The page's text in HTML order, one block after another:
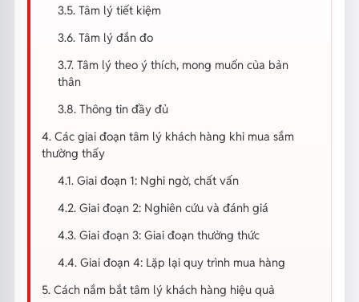
3.5. Tâm lý tiết kiệm
3.6. Tâm lý đắn đo
3.7. Tâm lý theo ý thích, mong muốn của bản
thân
3.8. Thông tin đầy đủ
4. Các giai đoạn tâm lý khách hàng khi mua sắm
thường thấy
4.1. Giai đoạn 1: Nghi ngờ, chất vấn
4.2. Giai đoạn 2: Nghiên cứu và đánh giá
4.3. Giai đoạn 3: Giai đoạn thưởng thức
4.4. Giai đoạn 4: Lặp lại quy trình mua hàng
5. Cách nắm bắt tâm lý khách hàng hiệu quả